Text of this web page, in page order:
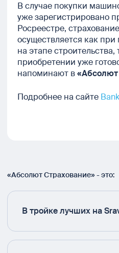
В случае покупки
уже зарегистрировано
Росреестре,
осуществляется как
на этапе строительства,
приобретении уже
напоминают в
Подробнее на сайте
«Абсолют Страхование» - это:
В тройке лучших на